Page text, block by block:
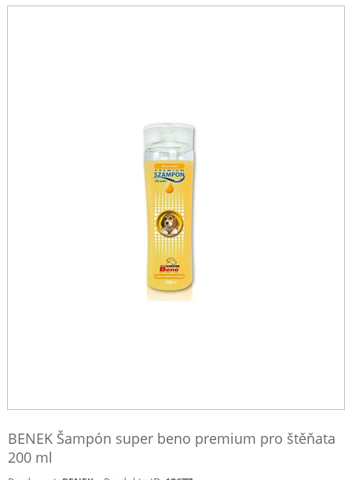
BENEK Šampón super beno premium pro štěňata
200 ml